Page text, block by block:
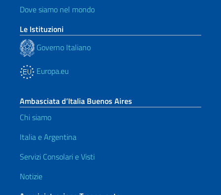
Dove siamo nel mondo
Le Istituzioni
Governo Italiano
Europa.eu
Ambasciata d’Italia Buenos Aires
Chi siamo
Italia e Argentina
Servizi Consolari e Visti
Notizie